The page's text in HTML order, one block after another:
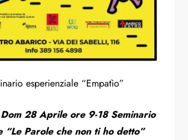
esperienziale “Empatìo”
28 Aprile ore 9-18 Seminario
“Le Parole che non ti ho detto”